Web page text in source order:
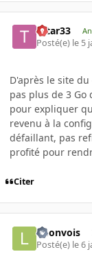
tatar33
Posté(e) le 5
D'après le site
pas plus de 3 Go
pour expliquer
revenu à la
défaillant, pas
profité pour
Citer
lmonvois
Posté(e) le 6